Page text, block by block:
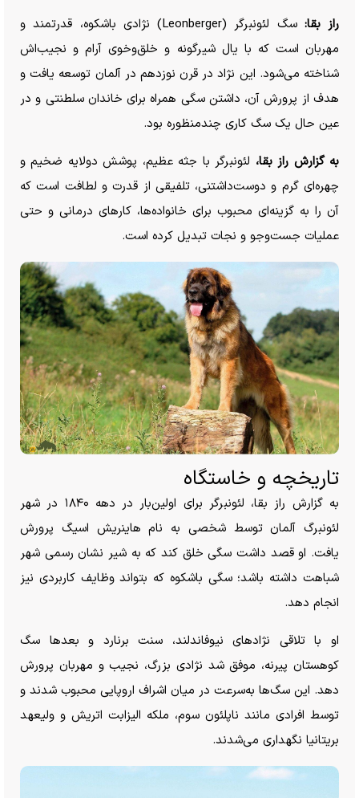
راز بقا:
سگ لئونبرگر (Leonberger) نژادی باشکوه، قدرتمند و
مهربان است که با یال شیرگونه و خلق‌وخوی آرام و نجیب‌اش
شناخته می‌شود. این نژاد در قرن نوزدهم در آلمان توسعه یافت و
هدف از پرورش آن، داشتن سگی همراه برای خاندان سلطنتی و در
عین حال یک سگ کاری چندمنظوره بود.
به گزارش راز بقا، لئونبرگر با جثه عظیم، پوشش دولایه ضخیم و
چهره‌ای گرم و دوست‌داشتنی، تلفیقی از قدرت و لطافت است که
آن را به گزینه‌ای محبوب برای خانواده‌ها، کار‌های درمانی و حتی
عملیات جست‌و‌جو و نجات تبدیل کرده است.
تاریخچه و خاستگاه
به گزارش راز بقا، لئونبرگر برای اولین‌بار در دهه ۱۸۴۰ در شهر
لئونبرگ آلمان توسط شخصی به نام هاینریش اسیگ پرورش
یافت. او قصد داشت سگی خلق کند که به شیر نشان رسمی شهر
شباهت داشته باشد؛ سگی باشکوه که بتواند وظایف کاربردی نیز
انجام دهد.
او با تلاقی نژاد‌های نیوفاندلند، سنت برنارد و بعد‌ها سگ
کوهستان پیرنه، موفق شد نژادی بزرگ، نجیب و مهربان پرورش
دهد. این سگ‌ها به‌سرعت در میان اشراف اروپایی محبوب شدند و
توسط افرادی مانند ناپلئون سوم، ملکه الیزابت اتریش و ولیعهد
بریتانیا نگهداری می‌شدند.